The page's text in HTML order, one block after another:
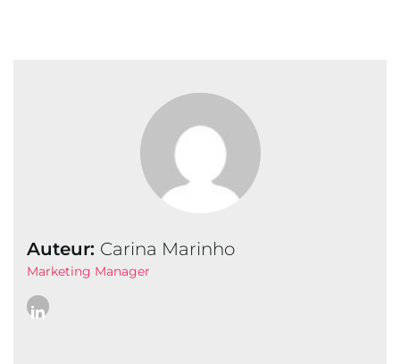
Auteur: Carina Marinho
Marketing Manager